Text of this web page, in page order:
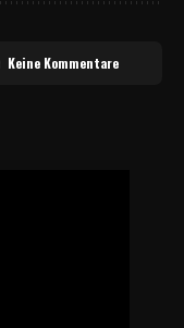
Keine Kommentare